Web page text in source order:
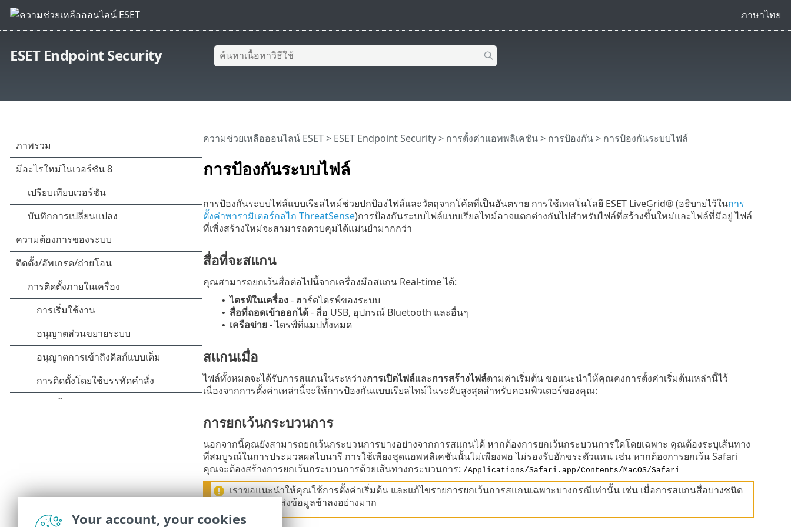
ภาษาไทย
ESET Endpoint Security
การป้องกันระบบไฟล์
ความช่วยเหลือออนไลน์ ESET> ESET Endpoint Security> การตั้งค่าแอพพลิเคชัน> การป้องกัน> การป้องกันระบบไฟล์
การป้องกันระบบไฟล์แบบเรียลไทม์ช่วยปกป้องไฟล์และวัตถุจากโค้ดที่เป็นอันตราย การใช้เทคโนโลยี ESET LiveGrid® (อธิบายไว้ในการ
ตั้งค่าพารามิเตอร์กลไก ThreatSense)การป้องกันระบบไฟล์แบบเรียลไทม์อาจแตกต่างกันไปสำหรับไฟล์ที่สร้างขึ้นใหม่และไฟล์ที่มีอยู่ ไฟล์
ที่เพิ่งสร้างใหม่จะสามารถควบคุมได้แม่นยำมากกว่า
สื่อที่จะสแกน
คุณสามารถยกเว้นสื่อต่อไปนี้จากเครื่องมือสแกน Real-time ได้:
• ไดรฟ์ในเครื่อง- ฮาร์ดไดรฟ์ของระบบ
• สื่อที่ถอดเข้าออกได้- สื่อ USB, อุปกรณ์ Bluetooth และอื่นๆ
• เครือข่าย- ไดรฟ์ที่แมปทั้งหมด
สแกนเมื่อ
ไฟล์ทั้งหมดจะได้รับการสแกนในระหว่างการเปิดไฟล์และการสร้างไฟล์ตามค่าเริ่มต้น ขอแนะนำให้คุณคงการตั้งค่าเริ่มต้นเหล่านี้ไว้
เนื่องจากการตั้งค่าเหล่านี้จะให้การป้องกันแบบเรียลไทม์ในระดับสูงสุดสำหรับคอมพิวเตอร์ของคุณ:
การยกเว้นกระบวนการ
นอกจากนี้คุณยังสามารถยกเว้นกระบวนการบางอย่างจากการสแกนได้ หากต้องการยกเว้นกระบวนการใดโดยเฉพาะ คุณต้องระบุเส้นทาง
ที่สมบูรณ์ในการประมวลผลไบนารี การใช้เพียงชุดแอพพลิเคชันนั้นไม่เพียงพอ ไม่รองรับอักขระตัวแทน เช่น หากต้องการยกเว้น Safari
คุณจะต้องสร้างการยกเว้นกระบวนการด้วยเส้นทางกระบวนการ: /Applications/Safari.app/Contents/MacOS/Safari
เราขอแนะนำให้คุณใช้การตั้งค่าเริ่มต้น และแก้ไขรายการยกเว้นการสแกนเฉพาะบางกรณีเท่านั้น เช่น เมื่อการสแกนสื่อบางชนิด
ทำให้การรับส่งข้อมูลช้าลงอย่างมาก
Your account, your cookies